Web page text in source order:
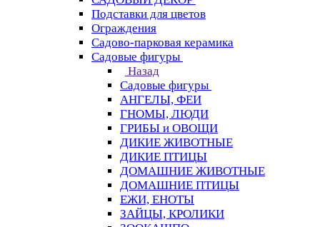
Подставки для цветов
Ограждения
Садово-парковая керамика
Садовые фигуры
Назад
Садовые фигуры
АНГЕЛЫ, ФЕИ
ГНОМЫ, ЛЮДИ
ГРИБЫ и ОВОЩИ
ДИКИЕ ЖИВОТНЫЕ
ДИКИЕ ПТИЦЫ
ДОМАШНИЕ ЖИВОТНЫЕ
ДОМАШНИЕ ПТИЦЫ
ЕЖИ, ЕНОТЫ
ЗАЙЦЫ, КРОЛИКИ